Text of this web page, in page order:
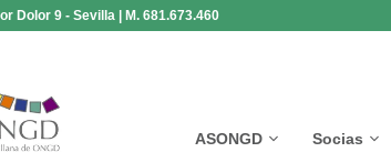
Dolor 9 - Sevilla | M. 681.673.460
ASONGD Socias